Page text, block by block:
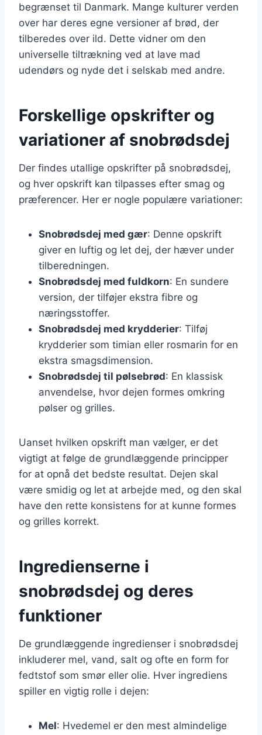
begrænset til Danmark. Mange kulturer verden
over har deres egne versioner af brød, der
tilberedes over ild. Dette vidner om den
universelle tiltrækning ved at lave mad
udendørs og nyde det i selskab med andre.
Forskellige opskrifter og
variationer af snobrødsdej
Der findes utallige opskrifter på snobrødsdej,
og hver opskrift kan tilpasses efter smag og
præferencer. Her er nogle populære variationer:
Snobrødsdej med gær: Denne opskrift
giver en luftig og let dej, der hæver under
tilberedningen.
Snobrødsdej med fuldkorn: En sundere
version, der tilføjer ekstra fibre og
næringsstoffer.
Snobrødsdej med krydderier: Tilføj
krydderier som timian eller rosmarin for en
ekstra smagsdimension.
Snobrødsdej til pølsebrød: En klassisk
anvendelse, hvor dejen formes omkring
pølser og grilles.
Uanset hvilken opskrift man vælger, er det
vigtigt at følge de grundlæggende principper
for at opnå det bedste resultat. Dejen skal
være smidig og let at arbejde med, og den skal
have den rette konsistens for at kunne formes
og grilles korrekt.
Ingredienserne i
snobrødsdej og deres
funktioner
De grundlæggende ingredienser i snobrødsdej
inkluderer mel, vand, salt og ofte en form for
fedtstof som smør eller olie. Hver ingrediens
spiller en vigtig rolle i dejen:
Mel: Hvedemel er den mest almindelige